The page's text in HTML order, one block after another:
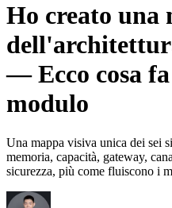
Ho creato una
— Ecco cosa
modulo
Una mappa visiva unica dei sei
memoria, capacità, gateway,
sicurezza, più come fluiscono i